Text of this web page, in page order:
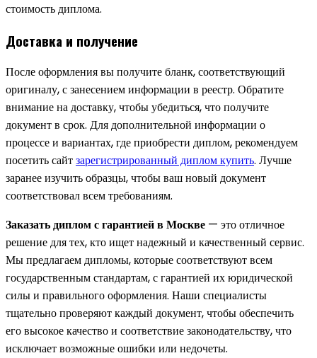
стоимость диплома.
Доставка и получение
После оформления вы получите бланк, соответствующий
оригиналу, с занесением информации в реестр. Обратите
внимание на доставку, чтобы убедиться, что получите
документ в срок. Для дополнительной информации о
процессе и вариантах, где приобрести диплом, рекомендуем
посетить сайтзарегистрированный диплом купить. Лучше
заранее изучить образцы, чтобы ваш новый документ
соответствовал всем требованиям.
Заказать диплом с гарантией в Москве — это отличное
решение для тех, кто ищет надежный и качественный сервис.
Мы предлагаем дипломы, которые соответствуют всем
государственным стандартам, с гарантией их юридической
силы и правильного оформления. Наши специалисты
тщательно проверяют каждый документ, чтобы обеспечить
его высокое качество и соответствие законодательству, что
исключает возможные ошибки или недочеты.